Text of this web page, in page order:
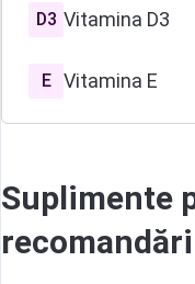
D3 Vitamina D3
E Vitamina E
B9 Vitamina B9
Suplimente